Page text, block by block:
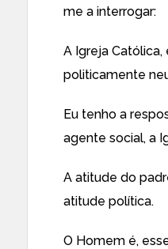
me a interrogar:
A Igreja
politicamente
Eu tenho a
agente social, a
A atitude do
atitude política.
O Homem é,